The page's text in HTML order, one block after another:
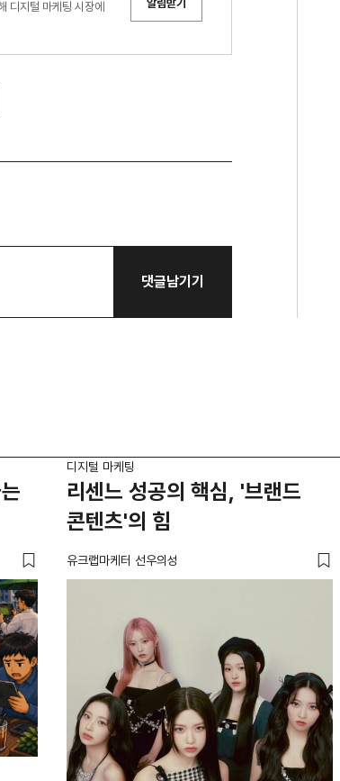
디지털 마케팅 시장에
알림받기
댓글남기기
디지털 마케팅
리센느 성공의 핵심, '브랜드
콘텐츠'의 힘
유크랩마케터 선우의성